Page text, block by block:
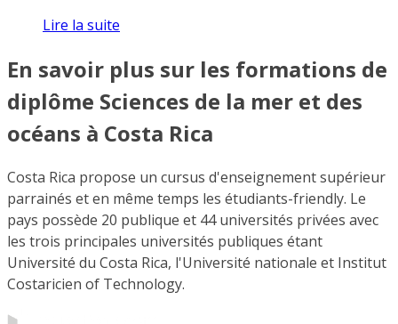
Lire la suite
En savoir plus sur les formations de
diplôme Sciences de la mer et des
océans à Costa Rica
Costa Rica propose un cursus d'enseignement supérieur
parrainés et en même temps les étudiants-friendly. Le
pays possède 20 publique et 44 universités privées avec
les trois principales universités publiques étant
Université du Costa Rica, l'Université nationale et Institut
Costaricien of Technology.